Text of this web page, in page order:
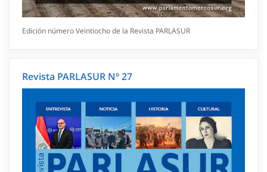
Edición número Veintiocho de la Revista PARLASUR
Revista PARLASUR Nº 27